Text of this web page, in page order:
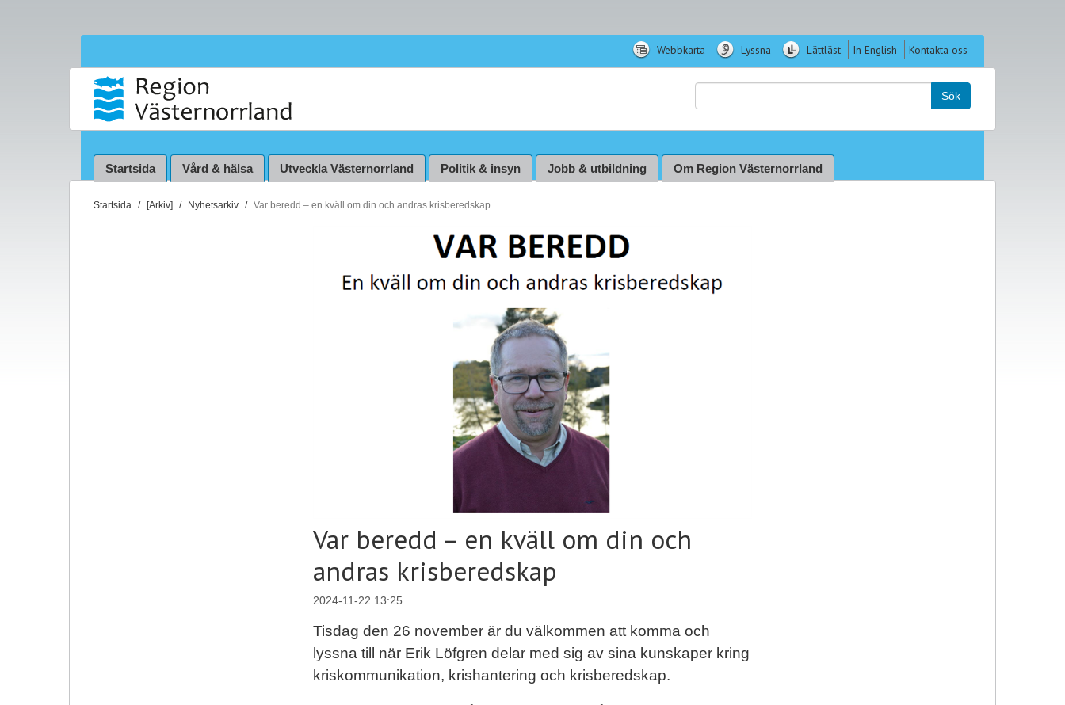
Webbkarta Lyssna Lättläst In English Kontakta oss
Sök
Startsida Vård & hälsa Utveckla Västernorrland Politik & insyn Jobb & utbildning Om Region Västernorrland
D
Startsida [Arkiv] Nyhetsarkiv Var beredd – en kväll om din och andras krisberedskap
Var beredd – en kväll om din och
andras krisberedskap
2024-11-22 13:25
Tisdag den 26 november är du välkommen att komma och
lyssna till när Erik Löfgren delar med sig av sina kunskaper kring
kriskommunikation, krishantering och krisberedskap.